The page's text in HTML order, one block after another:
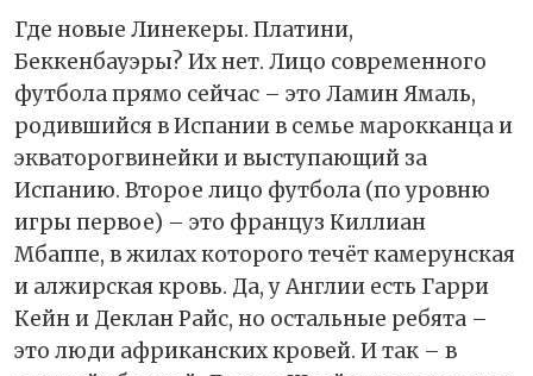
Где новые Линекеры. Платини,
Беккенбауэры? Их нет. Лицо современного
футбола прямо сейчас – это Ламин Ямаль,
родившийся в Испании в семье марокканца и
экваторогвинейки и выступающий за
Испанию. Второе лицо футбола (по уровню
игры первое) – это француз Киллиан
Мбаппе, в жилах которого течёт камерунская
и алжирская кровь. Да, у Англии есть Гарри
Кейн и Деклан Райс, но остальные ребята –
это люди африканских кровей. И так – в